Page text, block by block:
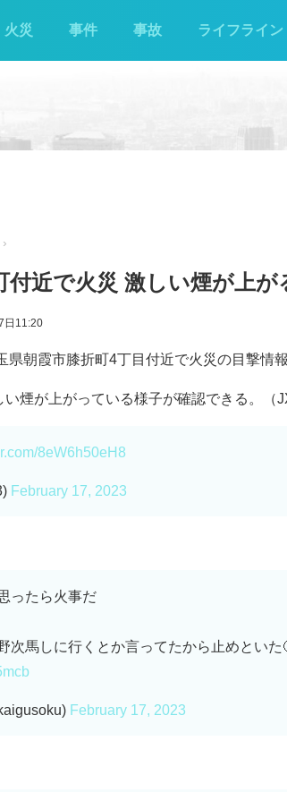
火災 事件 事故 ライフライン
付近で火災 激しい煙が上が
日11:20
県朝霞市膝折町4丁目付近で火災の目撃情
煙が上がっている様子が確認できる。（
8eW6h50eH8
February 17, 2023
ったら火事だ
次馬しに行くとか言ってたから止めといた
February 17, 2023